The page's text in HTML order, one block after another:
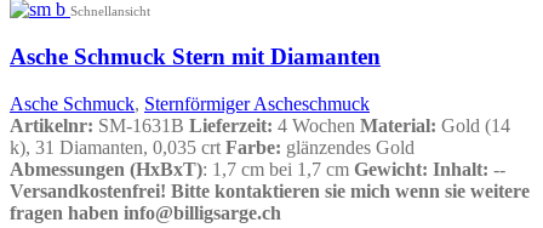
Schnellansicht
Asche Schmuck Stern mit Diamanten
Asche Schmuck, Sternförmiger Ascheschmuck
Artikelnr: SM-1631B Lieferzeit: 4 Wochen Material: Gold (14
k), 31 Diamanten, 0,035 crt Farbe: glänzendes Gold
Abmessungen (HxBxT): 1,7 cm bei 1,7 cm Gewicht: Inhalt: --
Versandkostenfrei! Bitte kontaktieren sie mich wenn sie weitere
fragen haben info@billigsarge.ch